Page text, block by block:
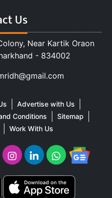
Us
Near Kartik Oraon
- 834002
Advertise with Us
Conditions
Sitemap
Work With Us